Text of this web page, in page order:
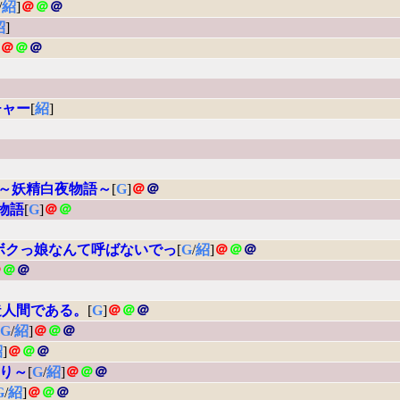
紹]＠＠＠
]
＠＠＠
ー[紹]
妖精白夜物語～[G]＠＠
語[G]＠＠
クっ娘なんて呼ばないでっ[G/紹]＠＠＠
＠＠
間である。 [G]＠＠＠
G/紹]＠＠＠
]＠＠＠
～[G/紹]＠＠＠
/紹]＠＠＠